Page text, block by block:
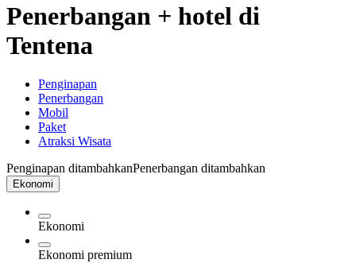
Penerbangan + hotel di
Tentena
Penginapan
Penerbangan
Mobil
Paket
Atraksi Wisata
Penginapan ditambahkanPenerbangan ditambahkan
Ekonomi
Ekonomi
Ekonomi premium